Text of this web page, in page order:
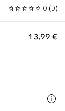
0 (0)
13,99 €